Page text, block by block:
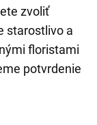
zvoliť
starostlivo a
floristami
potvrdenie